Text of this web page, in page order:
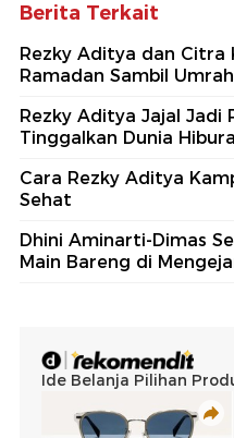
Berita Terkait
Rezky Aditya dan Citra
Ramadan Sambil Umrah
Rezky Aditya Jajal Jadi
Tinggalkan Dunia
Cara Rezky Aditya
Sehat
Dhini Aminarti-Dimas
Main Bareng di